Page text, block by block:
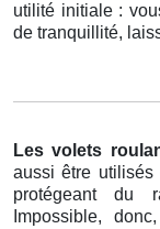
utilité initiale :
de tranquillité,
Les volets
aussi être utilisés
protégeant du
Impossible,